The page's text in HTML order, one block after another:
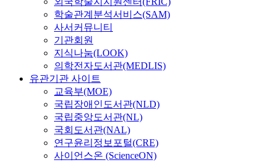
학술관계분석서비스(SAM)
사서커뮤니티
기관회원
지식나눔(LOOK)
의학전자도서관(MEDLIS)
유관기관 사이트
교육부(MOE)
국립장애인도서관(NLD)
국립중앙도서관(NL)
국회도서관(NAL)
연구윤리정보포털(CRE)
사이언스온 (ScienceON)